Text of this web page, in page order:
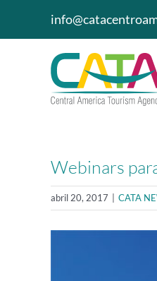
Webinars
abril 20, 2017 CATA